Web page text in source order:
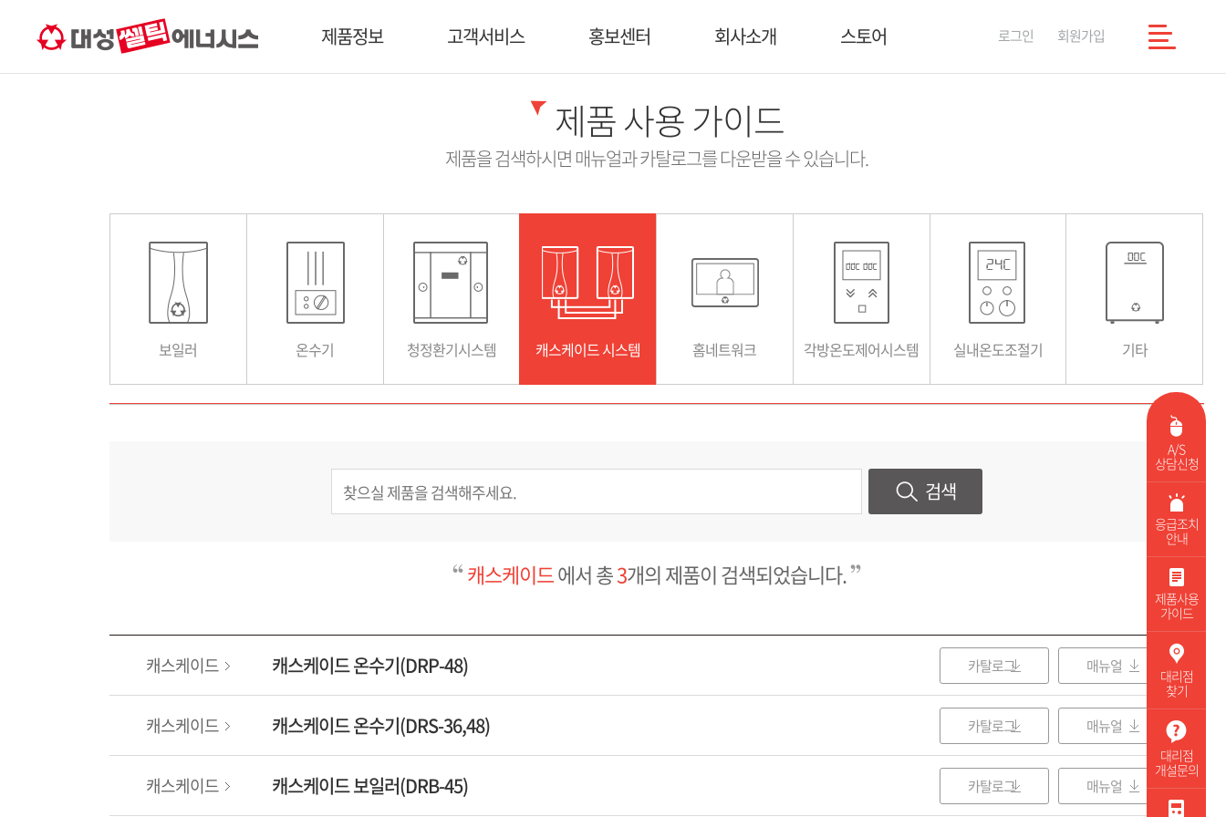
A/S
상담신청
응급조치
안내
제품사용
가이드
대리점
찾기
대리점
개설문의
제품정보 고객서비스 홍보센터 회사소개 스토어 로그인 회원가입
제품 사용 가이드
제품을 검색하시면 매뉴얼과 카탈로그를 다운받을 수 있습니다.
보일러 온수기 청정환기시스템 캐스케이드 시스템 홈네트워크 각방온도제어시스템 실내온도조절기 기타
검색
캐스케이드에서 총3개의 제품이 검색되었습니다.
캐스케이드 캐스케이드 온수기(DRP-48) 카탈로그 매뉴얼
캐스케이드 캐스케이드 온수기(DRS-36,48) 카탈로그 매뉴얼
캐스케이드 캐스케이드 보일러(DRB-45) 카탈로그 매뉴얼